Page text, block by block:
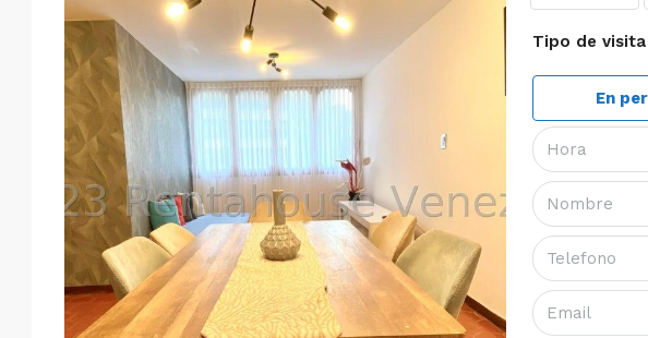
Tipo de visita
En
Hora